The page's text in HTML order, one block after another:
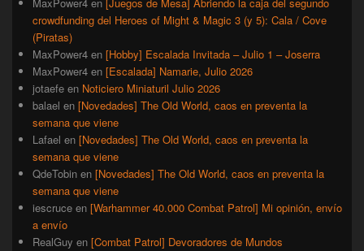
MaxPower4 en [Juegos de Mesa] Abriendo la caja del segundo
crowdfunding del Heroes of Might & Magic 3 (y 5): Cala / Cove
(Piratas)
MaxPower4 en [Hobby] Escalada Invitada – Julio 1 – Joserra
MaxPower4 en [Escalada] Namarie, Julio 2026
jotaefe en Noticiero Miniaturil Julio 2026
balael en [Novedades] The Old World, caos en preventa la
semana que viene
Lafael en [Novedades] The Old World, caos en preventa la
semana que viene
QdeTobin en [Novedades] The Old World, caos en preventa la
semana que viene
iescruce en [Warhammer 40.000 Combat Patrol] Mi opinión, envío
a envío
RealGuy en [Combat Patrol] Devoradores de Mundos